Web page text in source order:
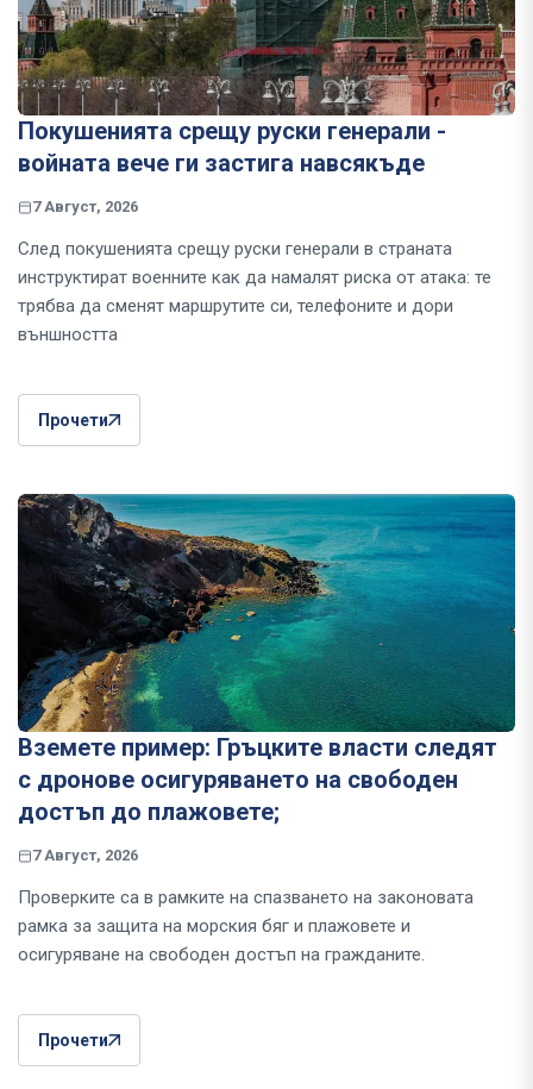
Покушенията срещу руски генерали -
войната вече ги застига навсякъде
7 Август, 2026
След покушенията срещу руски генерали в страната
инструктират военните как да намалят риска от атака: те
трябва да сменят маршрутите си, телефоните и дори
външността
Прочети
Вземете пример: Гръцките власти следят
с дронове осигуряването на свободен
достъп до плажовете;
7 Август, 2026
Проверките са в рамките на спазването на законовата
рамка за защита на морския бяг и плажовете и
осигуряване на свободен достъп на гражданите.
Прочети